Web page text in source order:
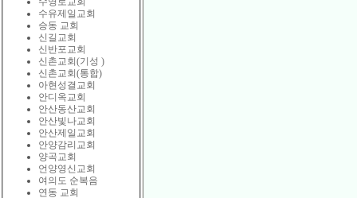
수유제일교회
승동 교회
신길교회
신반포교회
신촌교회(기성 )
신촌교회(통합)
아현성결교회
안디옥교회
안산동산교회
안산빛나교회
안산제일교회
안양감리교회
양곡교회
언양영신교회
여의도 순복음
연동 교회